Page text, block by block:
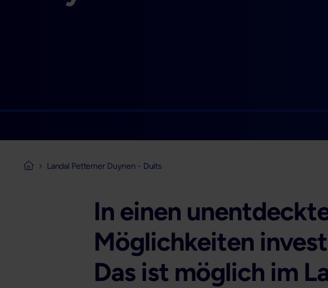
Naar de homepage van Mogelijk Vastgoedfinancieringen
Landal Pettemer Duynen - Duits
In einen
Möglichkeiten
Das ist möglich im